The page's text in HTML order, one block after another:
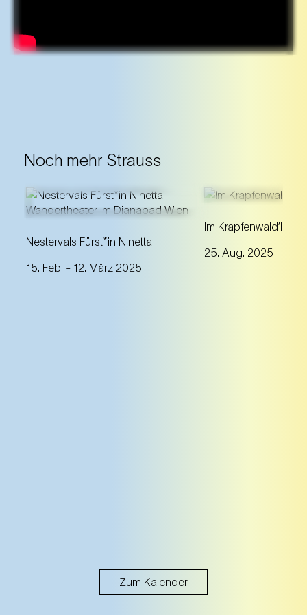
Noch mehr Strauss
Nestervals Fürst*in Ninetta
15. Feb. - 12. März 2025
geschlechterwechselnde
Wandertheater im stillgelegten
Im Krapfenwald’l
25. Aug. 2025
Packen Sie die
schönsten
Zum Kalender